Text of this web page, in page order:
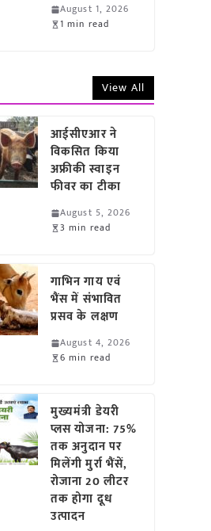
August 1, 2026
1 min read
View All
आईसीएआर ने
विकसित किया
अफ्रीकी स्वाइन
फीवर का टीका
August 5, 2026
3 min read
गाभिन गाय एवं
भैंस में संभावित
प्रसव के लक्षण
August 4, 2026
6 min read
मुख्यमंत्री डेयरी
प्लस योजना: 75%
तक अनुदान पर
मिलेंगी मुर्रा भैंसें,
रोजाना 20 लीटर
तक होगा दूध
उत्पादन